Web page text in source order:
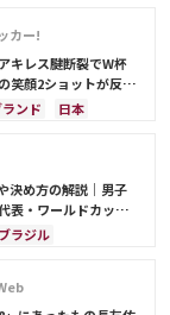
カー!
キレス腱断裂でW杯
笑顔2ショットが反響
ました」
ンド
日本
決め方の解説｜男子
表・ワールドカップ
ブラジル
ガーナ